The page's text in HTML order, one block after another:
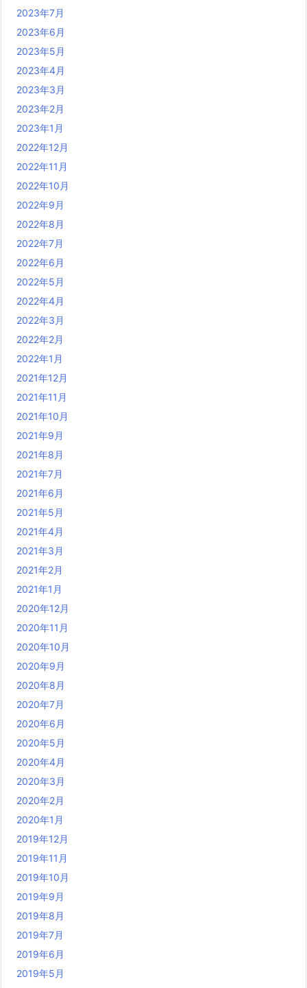
2023年7月
2023年6月
2023年5月
2023年4月
2023年3月
2023年2月
2023年1月
2022年12月
2022年11月
2022年10月
2022年9月
2022年8月
2022年7月
2022年6月
2022年5月
2022年4月
2022年3月
2022年2月
2022年1月
2021年12月
2021年11月
2021年10月
2021年9月
2021年8月
2021年7月
2021年6月
2021年5月
2021年4月
2021年3月
2021年2月
2021年1月
2020年12月
2020年11月
2020年10月
2020年9月
2020年8月
2020年7月
2020年6月
2020年5月
2020年4月
2020年3月
2020年2月
2020年1月
2019年12月
2019年11月
2019年10月
2019年9月
2019年8月
2019年7月
2019年6月
2019年5月